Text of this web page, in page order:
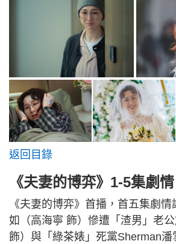
返回目錄
《夫妻的博弈》1-5集劇情
《夫妻的博弈》首播，首五集劇
如（高海寧 飾）慘遭「渣男」老
飾）與「綠茶婊」死黨Sherman潘